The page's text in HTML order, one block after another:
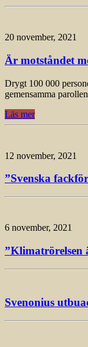
20 november, 2021
Är motståndet
Drygt 100 000
gemensamma
Läs mer
12 november, 2021
”Svenska
6 november, 2021
”Klimatrörelsen
Svenonius